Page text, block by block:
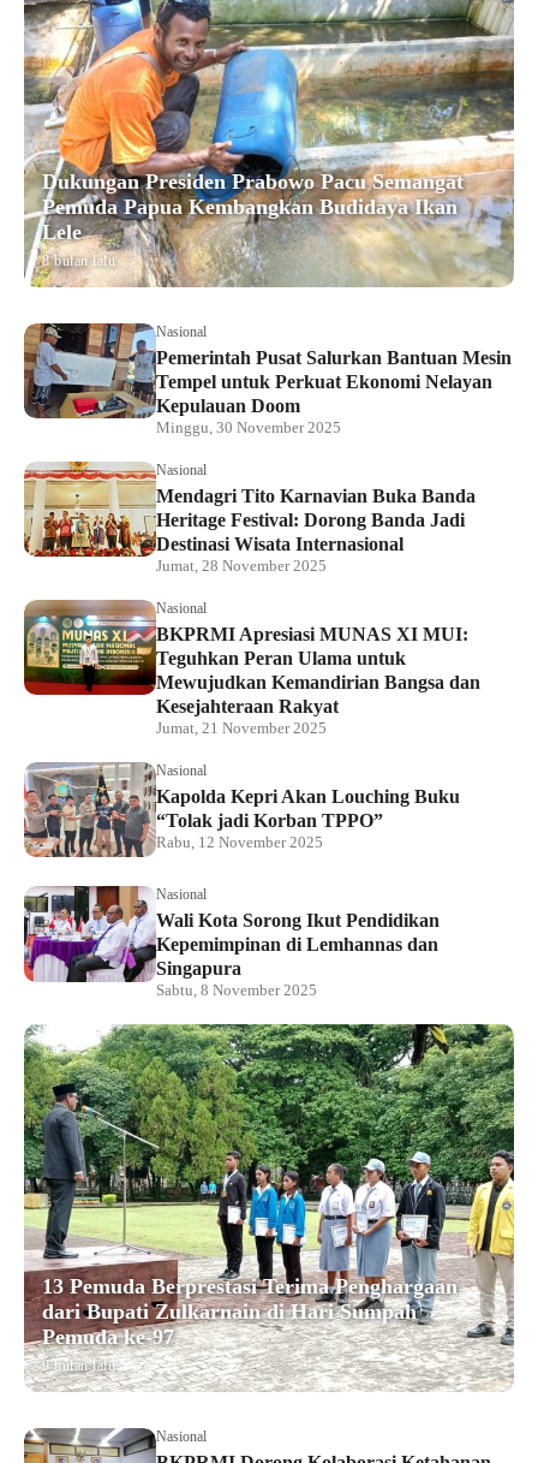
Dukungan Presiden Prabowo Pacu Semangat
Pemuda Papua Kembangkan Budidaya Ikan
Lele
8 bulan lalu
Nasional
Pemerintah Pusat Salurkan Bantuan Mesin
Tempel untuk Perkuat Ekonomi Nelayan
Kepulauan Doom
Minggu, 30 November 2025
Nasional
Mendagri Tito Karnavian Buka Banda
Heritage Festival: Dorong Banda Jadi
Destinasi Wisata Internasional
Jumat, 28 November 2025
Nasional
BKPRMI Apresiasi MUNAS XI MUI:
Teguhkan Peran Ulama untuk
Mewujudkan Kemandirian Bangsa dan
Kesejahteraan Rakyat
Jumat, 21 November 2025
Nasional
Kapolda Kepri Akan Louching Buku
“Tolak jadi Korban TPPO”
Rabu, 12 November 2025
Nasional
Wali Kota Sorong Ikut Pendidikan
Kepemimpinan di Lemhannas dan
Singapura
Sabtu, 8 November 2025
13 Pemuda Berprestasi Terima Penghargaan
dari Bupati Zulkarnain di Hari Sumpah
Pemuda ke-97
9 bulan lalu
Nasional